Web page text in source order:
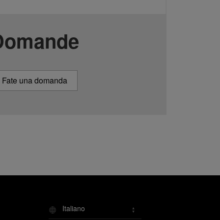
Fate una domanda
Italiano